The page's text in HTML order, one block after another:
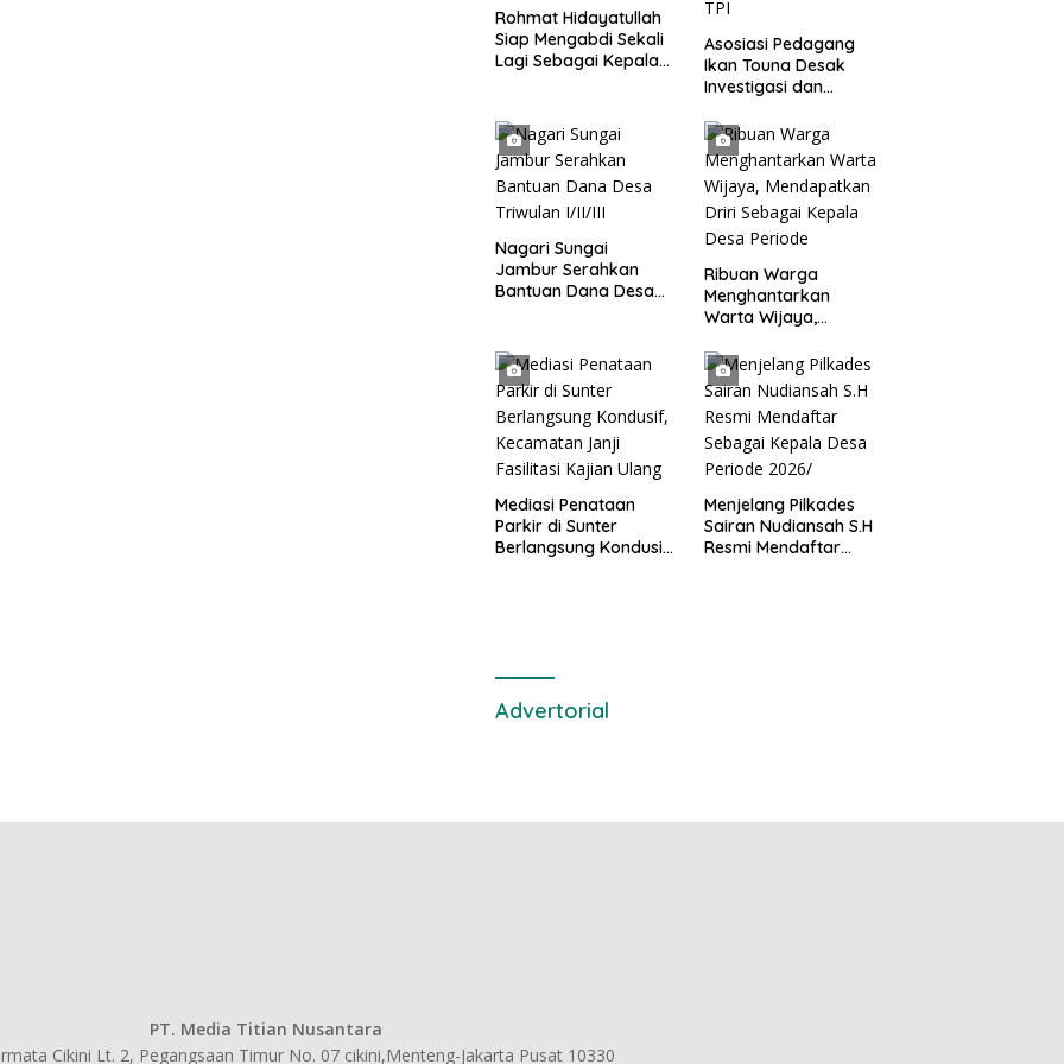
Rohmat Hidayatullah
Siap Mengabdi Sekali
Lagi Sebagai Kepala
Asosiasi Pedagang
Ikan Touna Desak
Investigasi dan
TPI
Nagari Sungai
Jambur Serahkan
Bantuan Dana Desa
Ribuan Warga
Menghantarkan
Warta Wijaya,
Sebagai Kepala Desa
Periode
Mediasi Penataan
Parkir di Sunter
Berlangsung Kondusif,
Menjelang Pilkades
Sairan Nudiansah S.H
Resmi Mendaftar
Advertorial
PT. Media Titian Nusantara
Cikini Lt. 2, Pegangsaan Timur No. 07 cikini,Menteng-Jakarta Pusat 10330